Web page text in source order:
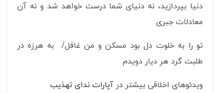
دنیا بپردازید، نه دنیای شما درست خواهد شد و نه آن
معادلات جبری.
تو را به خلوت دل بود مسکن و من غافل/ به هرزه در
طلبت گرد هر دیار دویدم
ویدئوهای اخلاقی بیشتر در آپارات ندای تهذیب